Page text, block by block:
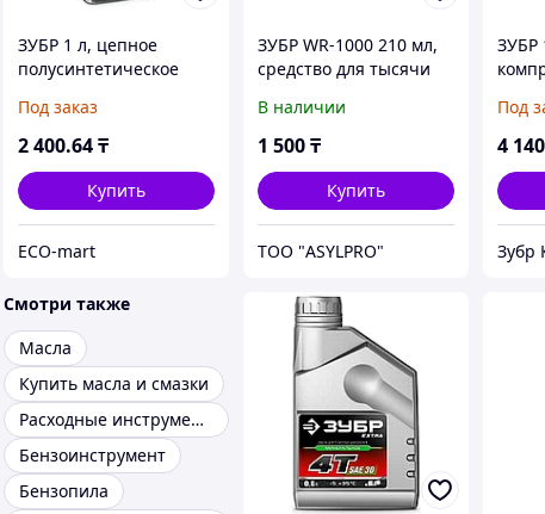
ЗУБР 1 л, цепное
полусинтетическое
электропил, EXTRA
(70621-1)
Под заказ
2 400.64₸
Купить
ECO-mart
ЗУБР WR-1000 210 мл,
средство для тысячи
Многофункциональная
аэрозольная смазка,
В наличии
1 500₸
Купить
ТОО "ASYLPRO"
ЗУБР
Под
4 140
Зубр
Смотри также
Масла
Купить масла и смазки
Расходные инструменты
Бензоинструмент
Бензопила